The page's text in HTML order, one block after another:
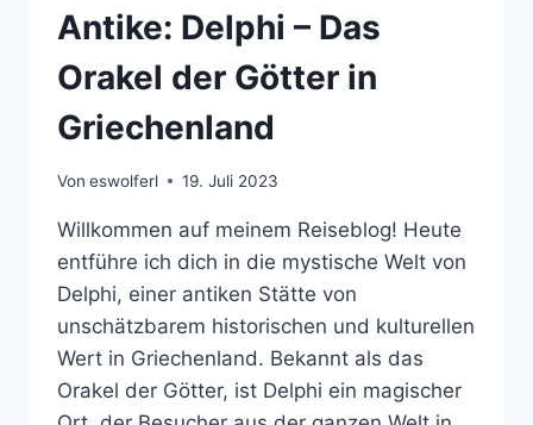
Antike: Delphi – Das
Orakel der Götter in
Griechenland
Von eswolferl 19. Juli 2023
Willkommen auf meinem Reiseblog! Heute
entführe ich dich in die mystische Welt von
Delphi, einer antiken Stätte von
unschätzbarem historischen und kulturellen
Wert in Griechenland. Bekannt als das
Orakel der Götter, ist Delphi ein magischer